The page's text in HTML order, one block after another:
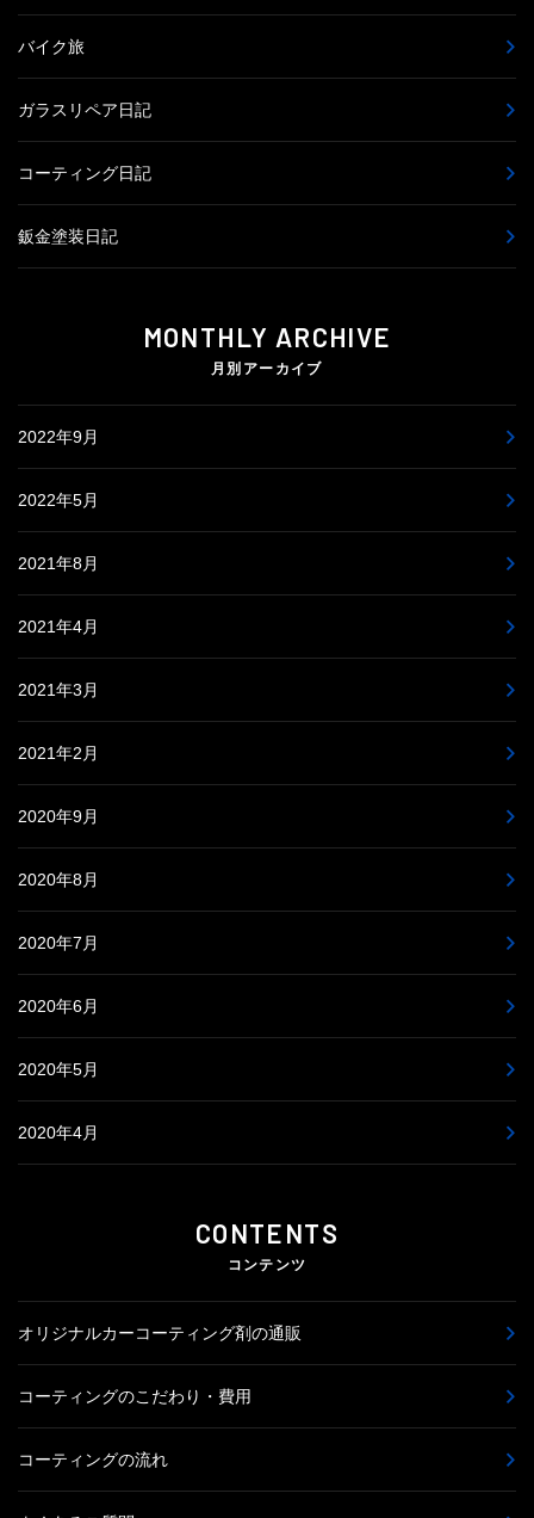
バイク旅
ガラスリペア日記
コーティング日記
鈑金塗装日記
MONTHLY ARCHIVE
月別アーカイブ
2022年9月
2022年5月
2021年8月
2021年4月
2021年3月
2021年2月
2020年9月
2020年8月
2020年7月
2020年6月
2020年5月
2020年4月
CONTENTS
コンテンツ
オリジナルカーコーティング剤の通販
コーティングのこだわり・費用
コーティングの流れ